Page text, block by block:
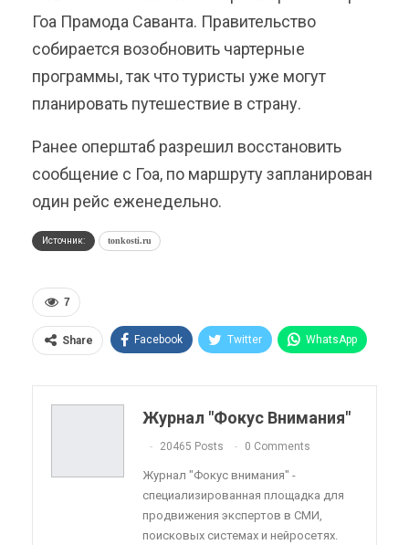
Гоа Прамода Саванта. Правительство
собирается возобновить чартерные
программы, так что туристы уже могут
планировать путешествие в страну.
Ранее оперштаб разрешил восстановить
сообщение с Гоа, по маршруту запланирован
один рейс еженедельно.
Источник: tonkosti.ru
7
Share Facebook Twitter WhatsApp
Telegram Viber
Linkedin Tumblr
Журнал "Фокус Внимания"
20465 Posts 0 Comments
Журнал "Фокус внимания" -
специализированная площадка для
продвижения экспертов в СМИ,
поисковых системах и нейросетях.